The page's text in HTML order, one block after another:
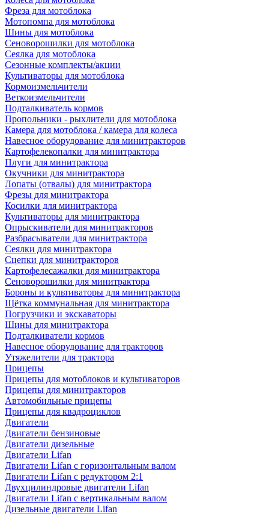
Фреза для мотоблока
Мотопомпа для мотоблока
Шины для мотоблока
Сеноворошилки для мотоблока
Сеялка для мотоблока
Сезонные комплекты/акции
Культиваторы для мотоблока
Кормоизмельчители
Веткоизмельчители
Подталкиватель кормов
Пропольники - рыхлители для мотоблока
Камера для мотоблока / камера для колеса
Навесное оборудование для минитракторов
Картофелекопалки для минитрактора
Плуги для минитрактора
Окучники для минитрактора
Лопаты (отвалы) для минитрактора
Фрезы для минитрактора
Косилки для минитрактора
Культиваторы для минитрактора
Опрыскиватели для минитракторов
Разбрасыватели для минитрактора
Сеялки для минитрактора
Сцепки для минитракторов
Картофелесажалки для минитрактора
Сеноворошилки для минитрактора
Бороны и культиваторы для минитрактора
Щётка коммунальная для минитрактора
Погрузчики и экскаваторы
Шины для минитрактора
Подталкиватели кормов
Навесное оборудование для тракторов
Утяжелители для трактора
Прицепы
Прицепы для мотоблоков и культиваторов
Прицепы для минитракторов
Автомобильные прицепы
Прицепы для квадроциклов
Двигатели
Двигатели бензиновые
Двигатели дизельные
Двигатели Lifan
Двигатели Lifan с горизонтальным валом
Двигатели Lifan с редуктором 2:1
Двухцилиндровые двигатели Lifan
Двигатели Lifan с вертикальным валом
Дизельные двигатели Lifan